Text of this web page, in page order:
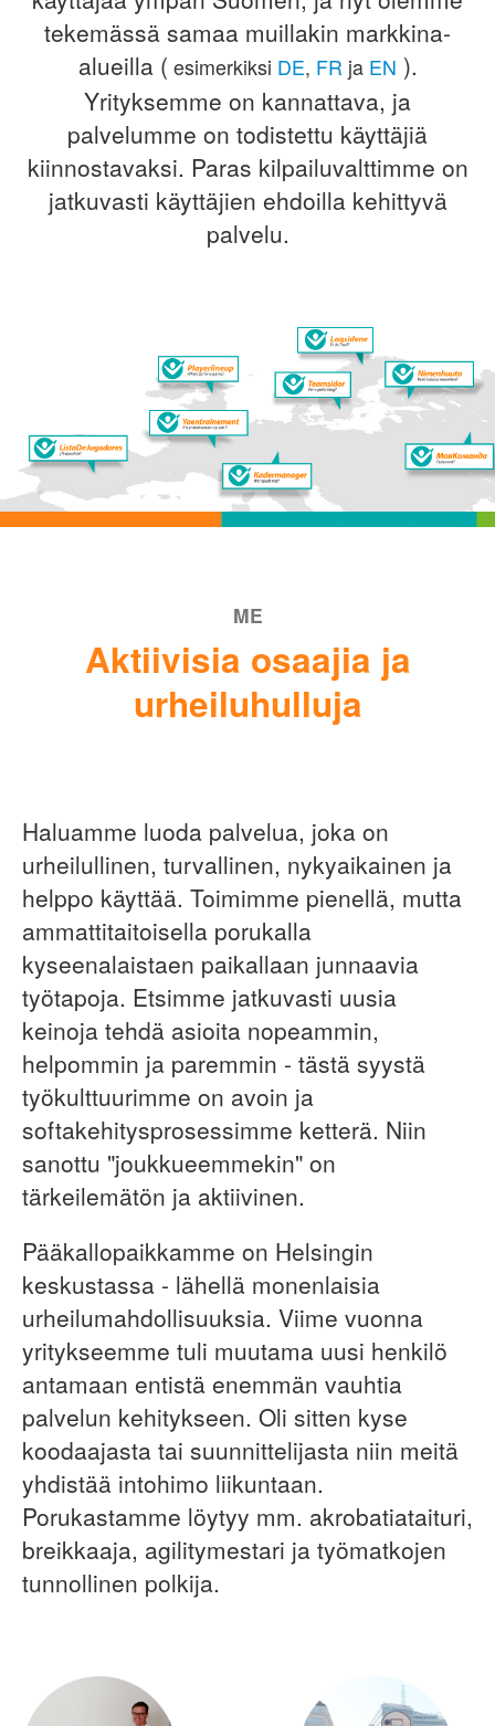
tekemässä samaa muillakin markkina-
alueilla ( esimerkiksi DE, FR ja EN ).
Yrityksemme on kannattava, ja
palvelumme on todistettu käyttäjiä
kiinnostavaksi. Paras kilpailuvalttimme on
jatkuvasti käyttäjien ehdoilla kehittyvä
palvelu.
ME
Aktiivisia osaajia ja
urheiluhulluja
Haluamme luoda palvelua, joka on
urheilullinen, turvallinen, nykyaikainen ja
helppo käyttää. Toimimme pienellä, mutta
ammattitaitoisella porukalla
kyseenalaistaen paikallaan junnaavia
työtapoja. Etsimme jatkuvasti uusia
keinoja tehdä asioita nopeammin,
helpommin ja paremmin - tästä syystä
työkulttuurimme on avoin ja
softakehitysprosessimme ketterä. Niin
sanottu "joukkueemmekin" on
tärkeilemätön ja aktiivinen.
Pääkallopaikkamme on Helsingin
keskustassa - lähellä monenlaisia
urheilumahdollisuuksia. Viime vuonna
yritykseemme tuli muutama uusi henkilö
antamaan entistä enemmän vauhtia
palvelun kehitykseen. Oli sitten kyse
koodaajasta tai suunnittelijasta niin meitä
yhdistää intohimo liikuntaan.
Porukastamme löytyy mm. akrobatiataituri,
breikkaaja, agilitymestari ja työmatkojen
tunnollinen polkija.